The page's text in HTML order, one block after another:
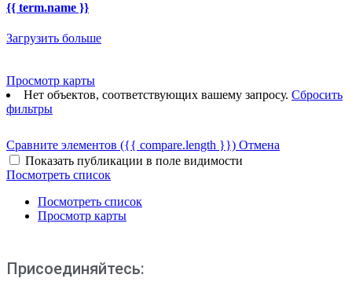
{{ term.name }}
Загрузить больше
Просмотр карты
Нет объектов, соответствующих вашему запросу. Сбросить
фильтры
Сравните элементов ({{ compare.length }}) Отмена
Показать публикации в поле видимости
Посмотреть список
Посмотреть список
Просмотр карты
Присоединяйтесь: